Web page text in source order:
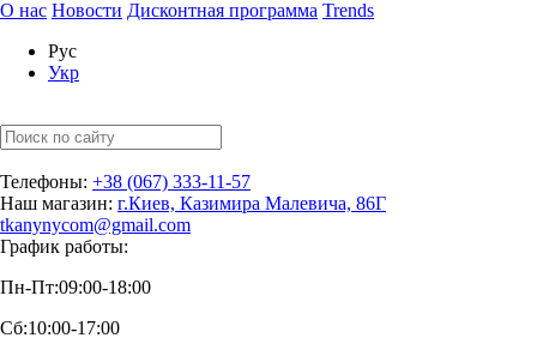
О нас Новости Дисконтная программа Trends
Рус
Укр
Телефоны: +38 (067) 333-11-57
Наш магазин: г.Киев, Казимира Малевича, 86Г
tkanynycom@gmail.com
График работы:
Пн-Пт:09:00-18:00
Сб:10:00-17:00